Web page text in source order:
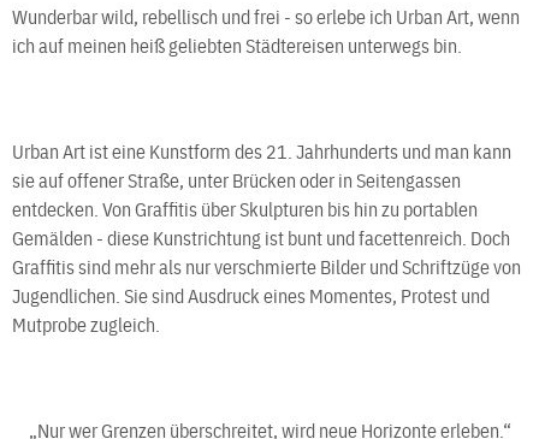
Wunderbar wild, rebellisch und frei - so erlebe ich Urban Art, wenn
ich auf meinen heiß geliebten Städtereisen unterwegs bin.
Urban Art ist eine Kunstform des 21. Jahrhunderts und man kann
sie auf offener Straße, unter Brücken oder in Seitengassen
entdecken. Von Graffitis über Skulpturen bis hin zu portablen
Gemälden - diese Kunstrichtung ist bunt und facettenreich. Doch
Graffitis sind mehr als nur verschmierte Bilder und Schriftzüge von
Jugendlichen. Sie sind Ausdruck eines Momentes, Protest und
Mutprobe zugleich.
„Nur wer Grenzen überschreitet, wird neue Horizonte erleben.“